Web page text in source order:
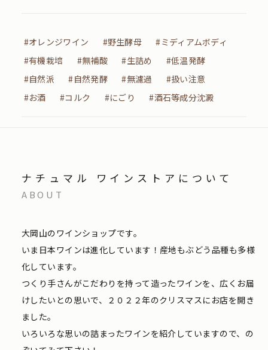
#オレンジワイン #野生酵母
#ミディアムボディ
#有機栽培
#無補酸 #生詰め
#低温発酵
#自然派
#自然発酵 #無濾過
#扱い注意
#お酒
#コルク #にごり #酒石等成分沈澱
ナチュマル ワインストアについて
ABOUT
大岡山のワインショップです。
いま日本ワインは進化しています！産地もぶどう品種も多様
化しています。
つくり手さんがこだわりを持って造ったワインを、広くお届
けしたいとの思いで、２０２２年のクリスマスにお店を開き
ました。
いろいろな思いの詰まったワインを紹介していますので、の